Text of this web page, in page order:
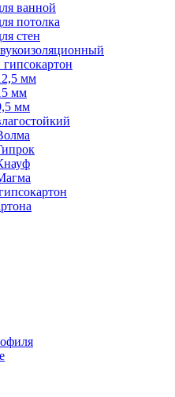
ванной
потолка
стен
мм
мм
мм